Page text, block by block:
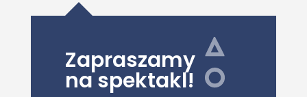
Zapraszamy
na spektakl!